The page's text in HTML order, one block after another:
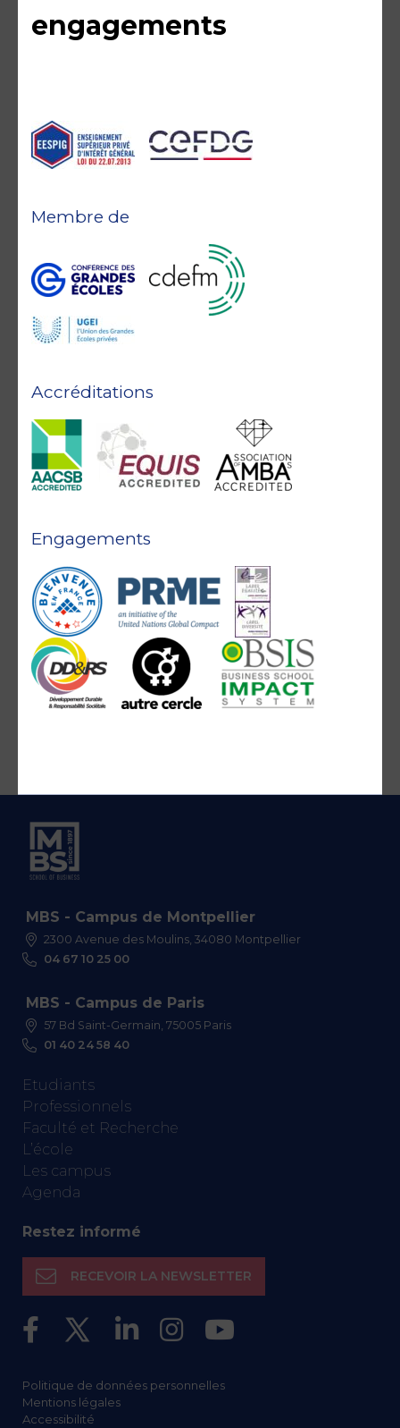
engagements
Accréditations
Membre de
Engagements
MBS - Campus de Montpellier
2300 Avenue des Moulins, 34080 Montpellier
04 67 10 25 00
MBS - Campus de Paris
57 Bd Saint-Germain, 75005 Paris
01 40 24 58 40
Etudiants
Professionnels
Faculté et Recherche
L’école
Les campus
Agenda
Restez informé
RECEVOIR LA NEWSLETTER
Politique de données personnelles
Mentions légales
Accessibilité